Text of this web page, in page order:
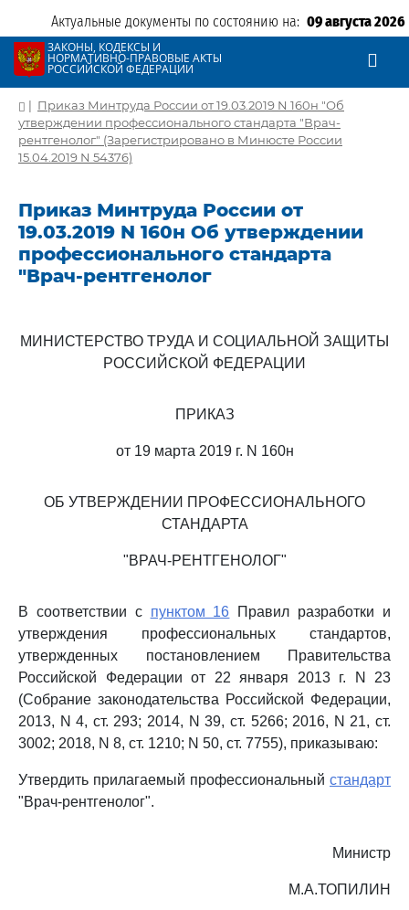
Актуальные документы по состоянию на: 09 августа 2026
ЗАКОНЫ, КОДЕКСЫ И
НОРМАТИВНО-ПРАВОВЫЕ АКТЫ
РОССИЙСКОЙ ФЕДЕРАЦИИ
| Приказ Минтруда России от 19.03.2019 N 160н "Об
утверждении профессионального стандарта "Врач-
рентгенолог" (Зарегистрировано в Минюсте России
15.04.2019 N 54376)
Приказ Минтруда России от
19.03.2019 N 160н Об утверждении
профессионального стандарта
"Врач-рентгенолог
МИНИСТЕРСТВО ТРУДА И СОЦИАЛЬНОЙ ЗАЩИТЫ
РОССИЙСКОЙ ФЕДЕРАЦИИ
ПРИКАЗ
от 19 марта 2019 г. N 160н
ОБ УТВЕРЖДЕНИИ ПРОФЕССИОНАЛЬНОГО
СТАНДАРТА
"ВРАЧ-РЕНТГЕНОЛОГ"
В соответствии с пунктом 16 Правил разработки и
утверждения профессиональных стандартов,
утвержденных постановлением Правительства
Российской Федерации от 22 января 2013 г. N 23
(Собрание законодательства Российской Федерации,
2013, N 4, ст. 293; 2014, N 39, ст. 5266; 2016, N 21, ст.
3002; 2018, N 8, ст. 1210; N 50, ст. 7755), приказываю:
Утвердить прилагаемый профессиональный стандарт
"Врач-рентгенолог".
Министр
М.А.ТОПИЛИН